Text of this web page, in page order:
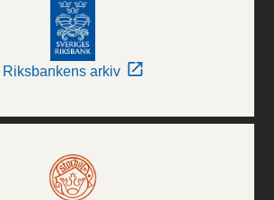
Riksbankens arkiv